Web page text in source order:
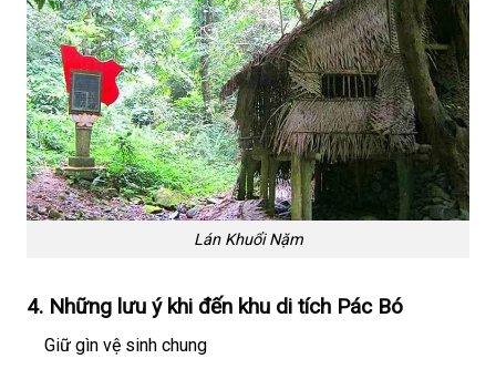
Lán Khuổi Nặm
4. Những lưu ý khi đến khu di tích Pác Bó
Giữ gìn vệ sinh chung